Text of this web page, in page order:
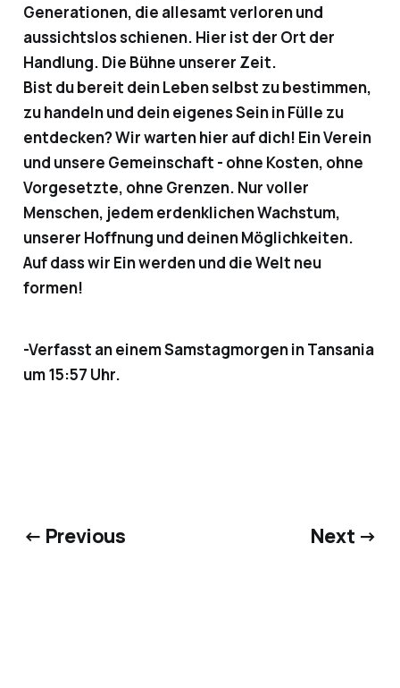
Generationen, die allesamt verloren und
aussichtslos schienen. Hier ist der Ort der
Handlung. Die Bühne unserer Zeit.
Bist du bereit dein Leben selbst zu bestimmen,
zu handeln und dein eigenes Sein in Fülle zu
entdecken? Wir warten hier auf dich! Ein Verein
und unsere Gemeinschaft - ohne Kosten, ohne
Vorgesetzte, ohne Grenzen. Nur voller
Menschen, jedem erdenklichen Wachstum,
unserer Hoffnung und deinen Möglichkeiten.
Auf dass wir Ein werden und die Welt neu
formen!
-Verfasst an einem Samstagmorgen in Tansania
um 15:57 Uhr.
← Previous Next →